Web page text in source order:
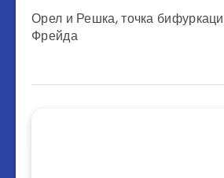
Орел и Решка, точка
Фрейда